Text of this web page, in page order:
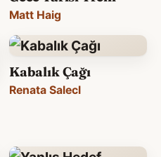
Matt Haig
Kabalık Çağı
Renata Salecl